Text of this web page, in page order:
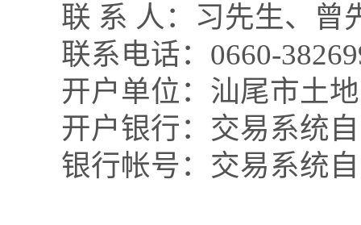
联 系 人：习先生、曾
联系电话：0660-
开户单位：汕尾市土
开户银行：交易系统
银行帐号：交易系统